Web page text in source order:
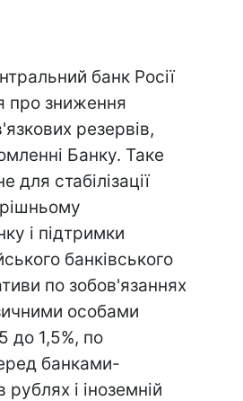
банк Росії
про зниження
резервів,
Банку. Таке
для стабілізації
і підтримки
банківського
по зобов'язаннях
особами
до 1,5%, по
банками-
і іноземній